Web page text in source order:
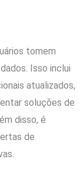
tomem
Isso inclui
atualizados,
soluções de
disso, é
de